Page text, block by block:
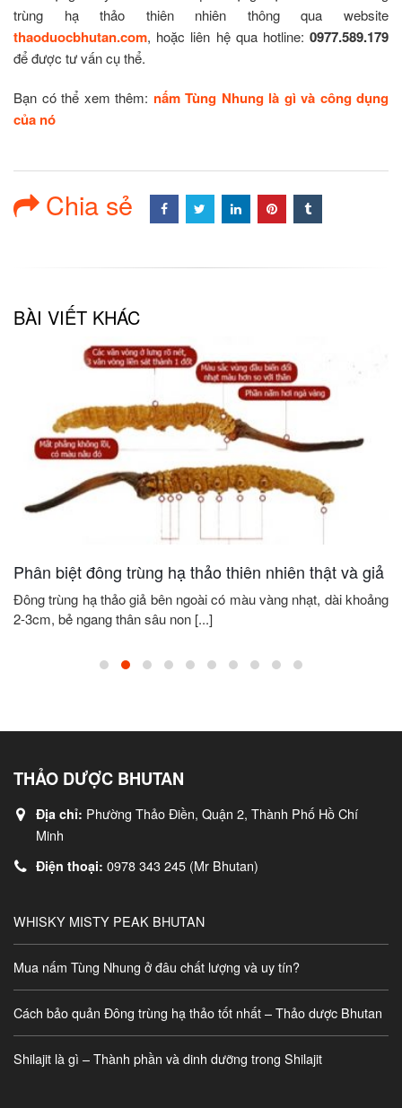
trùng hạ thảo thiên nhiên thông qua website
thaoduocbhutan.com, hoặc liên hệ qua hotline: 0977.589.179
để được tư vấn cụ thể.
Bạn có thể xem thêm: nấm Tùng Nhung là gì và công dụng
của nó
Chia sẻ
BÀI VIẾT KHÁC
Phân biệt đông trùng hạ thảo thiên nhiên thật và giả
Đông trùng hạ thảo giả bên ngoài có màu vàng nhạt, dài khoảng
2-3cm, bẻ ngang thân sâu non [...]
THẢO DƯỢC BHUTAN
Địa chỉ: Phường Thảo Điền, Quận 2, Thành Phố Hồ Chí
Minh
Điện thoại: 0978 343 245 (Mr Bhutan)
WHISKY MISTY PEAK BHUTAN
Mua nấm Tùng Nhung ở đâu chất lượng và uy tín?
Cách bảo quản Đông trùng hạ thảo tốt nhất – Thảo dược Bhutan
Shilajit là gì – Thành phần và dinh dưỡng trong Shilajit